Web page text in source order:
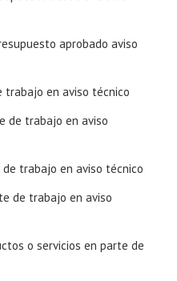
aprobado aviso
trabajo en aviso técnico
de trabajo en aviso
trabajo en aviso técnico
de trabajo en aviso
o servicios en parte de